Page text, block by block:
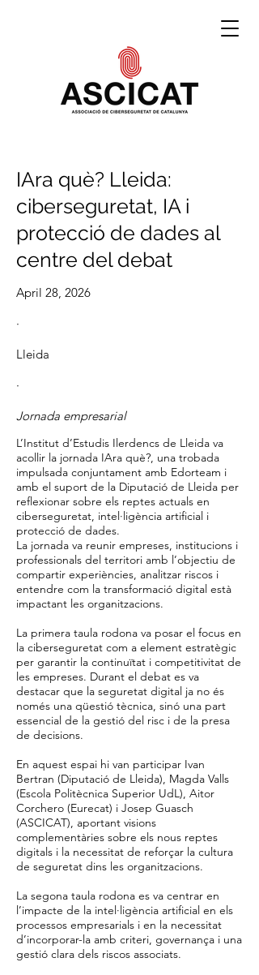
IAra què? Lleida:
ciberseguretat, IA i
protecció de dades al
centre del debat
April 28, 2026
·
Lleida
·
Jornada empresarial
L’Institut d’Estudis Ilerdencs de Lleida va
acollir la jornada IAra què?, una trobada
impulsada conjuntament amb Edorteam i
amb el suport de la Diputació de Lleida per
reflexionar sobre els reptes actuals en
ciberseguretat, intel·ligència artificial i
protecció de dades.
La jornada va reunir empreses, institucions i
professionals del territori amb l’objectiu de
compartir experiències, analitzar riscos i
entendre com la transformació digital està
impactant les organitzacions.
La primera taula rodona va posar el focus en
la ciberseguretat com a element estratègic
per garantir la continuïtat i competitivitat de
les empreses. Durant el debat es va
destacar que la seguretat digital ja no és
només una qüestió tècnica, sinó una part
essencial de la gestió del risc i de la presa
de decisions.
En aquest espai hi van participar Ivan
Bertran (Diputació de Lleida), Magda Valls
(Escola Politècnica Superior UdL), Aitor
Corchero (Eurecat) i Josep Guasch
(ASCICAT), aportant visions
complementàries sobre els nous reptes
digitals i la necessitat de reforçar la cultura
de seguretat dins les organitzacions.
La segona taula rodona es va centrar en
l’impacte de la intel·ligència artificial en els
processos empresarials i en la necessitat
d’incorporar-la amb criteri, governança i una
gestió clara dels riscos associats.